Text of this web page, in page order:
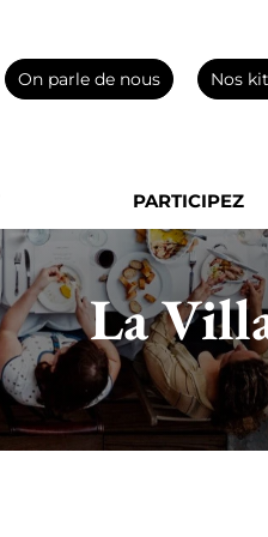
On parle de nous Nos
PARTICIPEZ
La